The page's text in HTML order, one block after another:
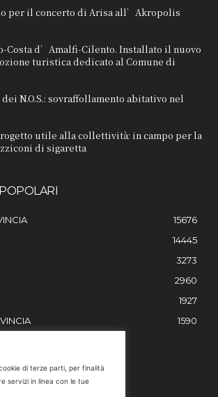
per il concerto di Arisa all’Akropolis
Costa d’Amalfi-Cilento. Installato il nuovo
turistica dedicato al Comune di
N.O.S.: sovraffollamento abitativo nel
utile alla collettività: in campo per la
di sigaretta
15676
14445
3273
2960
1927
1590
di terze parti, per finalità
servizi in linea con le tue